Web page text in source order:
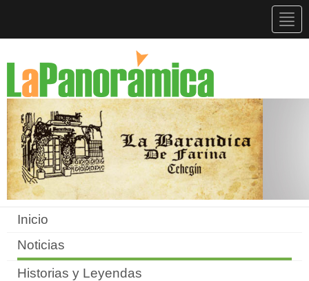
Inicio
Noticias
Historias y Leyendas